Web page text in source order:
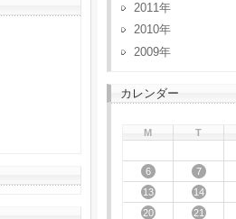
2011
2010
2009
カレンダー
M
T
6
7
13
14
20
21